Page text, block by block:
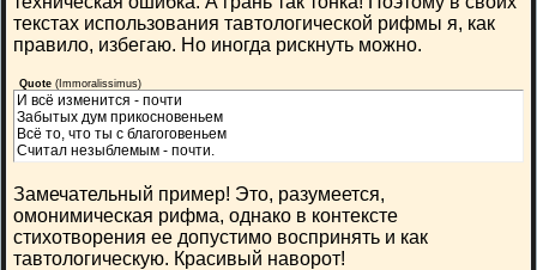
текстах использования тавтологической рифмы я, как
правило, избегаю. Но иногда рискнуть можно.
Quote ( Immoralissimus)
И всё изменится - почти
Забытых дум прикосновеньем
Всё то, что ты с благоговеньем
Считал незыблемым - почти.
Замечательный пример! Это, разумеется,
омонимическая рифма, однако в контексте
стихотворения ее допустимо воспринять и как
тавтологическую. Красивый наворот!